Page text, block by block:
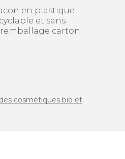
en plastique
et sans
carton
cosmétiques bio et